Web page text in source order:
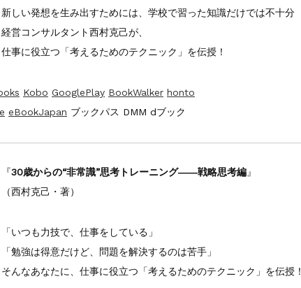
新しい発想を生み出すためには、学校で習った知識だけでは不十分
経営コンサルタント西村克己が、
仕事に役立つ「考えるためのテクニック」を伝授！
Kobo GooglePlay BookWalker honto
eBookJapan ブックパス DMM dブック
『30歳からの“非常識”思考トレーニング――戦略思考編』
（西村克己・著）
「いつも力技で、仕事をしている」
「勉強は得意だけど、問題を解決するのは苦手」
そんなあなたに、仕事に役立つ「考えるためのテクニック」を伝授！